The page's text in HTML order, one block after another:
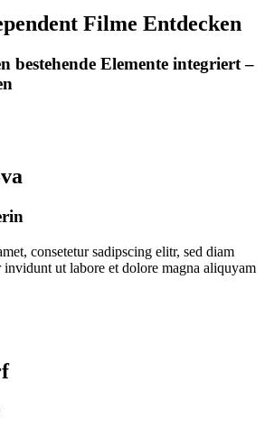
Filme Entdecken
bestehende Elemente integriert –
consetetur sadipscing elitr, sed diam
ut labore et dolore magna aliquyam